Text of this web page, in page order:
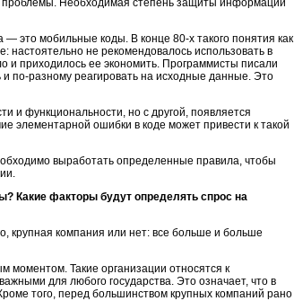
проблемы. Необходимая степень защиты информации
— это мобильные коды. В конце 80-х такого понятия как
не рекомендовалось использовать в
приходилось ее экономить. Программисты писали
и по-разному реагировать на исходные данные. Это
и функциональности, но с другой, появляется
элементарной ошибки в коде может привести к такой
выработать определенные правила, чтобы
Какие факторы будут определять спрос на
крупная компания или нет: все больше и больше
Такие организации относятся к
для любого государства. Это означает, что в
того, перед большинством крупных компаний рано